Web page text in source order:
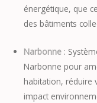
énergétique, que
des bâtiments
Narbonne :
Narbonne pour
habitation, réduire
impact